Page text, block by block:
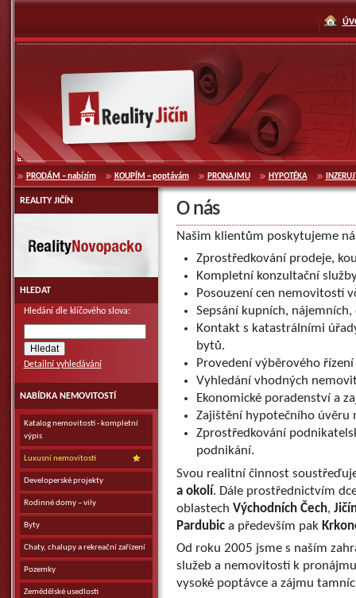
přeskočit
k navigaci
O nás
Našim klientům poskytujeme
Zprostředkování prodeje,
Kompletní konzultační
Posouzení cen nemovitostí
Sepsání kupních,
Kontakt s katastrálními
bytů.
Provedení výběrového
Vyhledání vhodných
Ekonomické poradenství a
Zajištění hypotečního úvěru
Zprostředkování
podnikání.
Svou realitní činnost
a okolí. Dále prostřednictvím
oblastech Východních Čech,
Pardubica především pak
Od roku 2005 jsme s naším
služeb a nemovitostí k
vysoké poptávce a zájmu
REALITY JIČÍN
HLEDAT
Hledání dle klíčového slova:
Detailní vyhledávání
NABÍDKA NEMOVITOSTÍ
Katalog nemovitostí - kompletní
výpis
Luxusní nemovitosti
Developerské projekty
Rodinné domy – vily
Byty
Chaty, chalupy a rekreační zařízení
Pozemky
Zemědělské usedlosti
PRODÁM – nabízím KOUPÍM – poptávám PRONAJMU HYPOTÉKA